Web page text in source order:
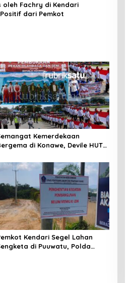
oleh Fachry di Kendari
dari Pemkot
Kemerdekaan
di Konawe, Devile HUT
Kendari Segel Lahan
di Puuwatu, Polda